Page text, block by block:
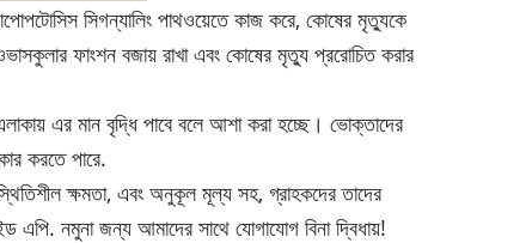
সিগন্যালিং পাথওয়েতে কাজ করে, কোষের মৃত্যুকে
ফাংশন বজায় রাখা এবং কোষের মৃত্যু প্ররোচিত করার
এর মান বৃদ্ধি পাবে বলে আশা করা হচ্ছে। ভোক্তাদের
করতে পারে.
ক্ষমতা, এবং অনুকূল মূল্য সহ, গ্রাহকদের তাদের
এপি. নমুনা জন্য আমাদের সাথে যোগাযোগ বিনা দ্বিধায়!